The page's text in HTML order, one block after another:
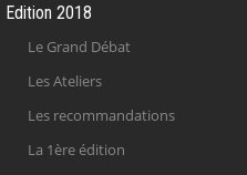
Edition 2018
Le Grand Débat
Les Ateliers
Les recommandations
La 1ère édition